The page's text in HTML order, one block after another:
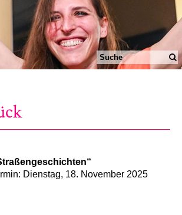
Dienstag, 18. November 2025